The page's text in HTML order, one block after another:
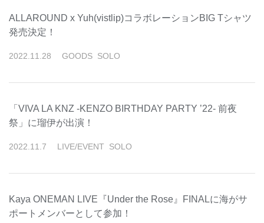
ALLAROUND x Yuh(vistlip)コラボレーションBIG Tシャツ
発売決定！
2022 11 28 GOODS SOLO
「VIVA LA KNZ -KENZO BIRTHDAY PARTY ’22- 前夜
祭」に瑠伊が出演！
2022 11 7 LIVE/EVENT SOLO
Kaya ONEMAN LIVE『Under the Rose』FINALに海がサ
ポートメンバーとして参加！